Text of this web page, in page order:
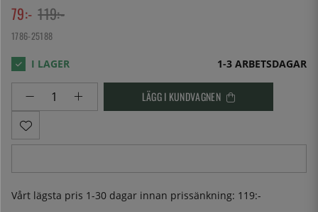
119:-
79:-
1786-25188
1-3 ARBETSDAGAR
LÄGG I KUNDVAGNEN
Vårt lägsta pris 1-30 dagar innan prissänkning: 119:-